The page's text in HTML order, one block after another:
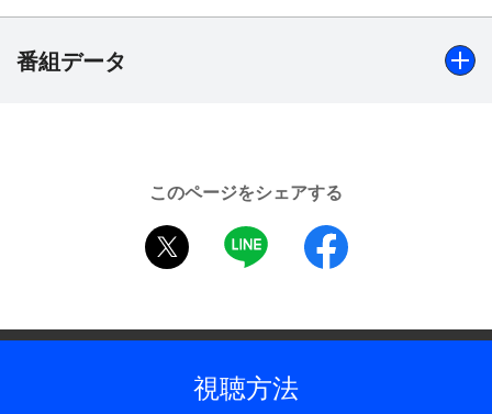
メリカ本国や欧州など、世界各地で実施されている
が、今回は、Rolling Stoneアジア版としては初めて
の大規模ライブイベントとなった。
iCE、KANDYTOWN、SKY-HI、今市隆二（三代目 J
SOUL BROTHERS from EXILE TRIBE）の、今の音
楽シーンを彩る豪華9組。当日のライブステージに
加えて、この番組でしか見られない舞台裏映像＆ス
日をお届けする。
【収録：2022年9月4日 さいたまスーパーアリーナ
番組データ
ばってん少女隊、BE:FIRST、eill、JP THE WAVY、
（三代目 J SOUL BROTHERS from EXILE TRIBE）（※出
2022年
このページをシェアする
twitter
LINE
視聴方法